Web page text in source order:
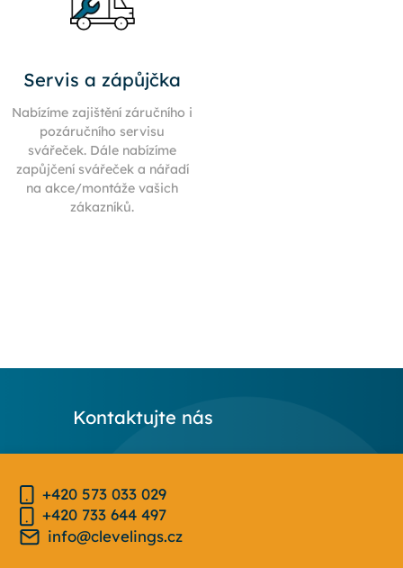
Servis a zápůjčka
Nabízíme zajištění záručního i
pozáručního servisu
svářeček. Dále nabízíme
zapůjčení svářeček a nářadí
na akce/montáže vašich
zákazníků.
Kontaktujte nás
+420 573 033 029
+420 733 644 497
info@clevelings.cz